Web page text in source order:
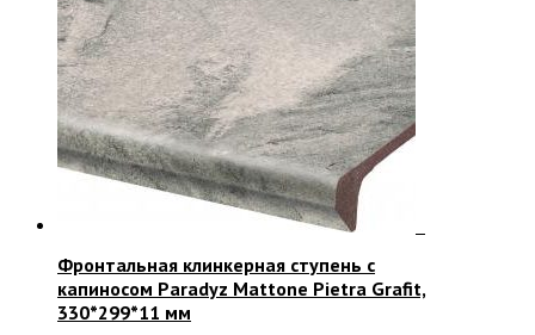
Фронтальная клинкерная ступень с
капиносом Paradyz Mattone Pietra Grafit,
330*299*11 мм